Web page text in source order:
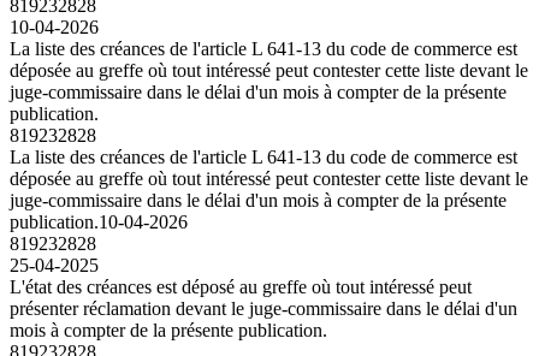
819232828
10-04-2026
La liste des créances de l'article L 641-13 du code de commerce est
déposée au greffe où tout intéressé peut contester cette liste devant le
juge-commissaire dans le délai d'un mois à compter de la présente
publication.
819232828
La liste des créances de l'article L 641-13 du code de commerce est
déposée au greffe où tout intéressé peut contester cette liste devant le
juge-commissaire dans le délai d'un mois à compter de la présente
publication.10-04-2026
819232828
25-04-2025
L'état des créances est déposé au greffe où tout intéressé peut
présenter réclamation devant le juge-commissaire dans le délai d'un
mois à compter de la présente publication.
819232828